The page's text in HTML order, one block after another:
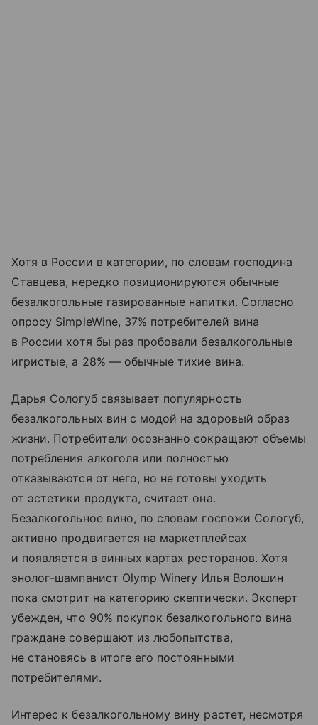
Хотя в России в категории, по словам господина
Ставцева, нередко позиционируются обычные
безалкогольные газированные напитки. Согласно
опросу SimpleWine, 37% потребителей вина
в России хотя бы раз пробовали безалкогольные
игристые, а 28% — обычные тихие вина.
Дарья Сологуб связывает популярность
безалкогольных вин с модой на здоровый образ
жизни. Потребители осознанно сокращают объемы
потребления алкоголя или полностью
отказываются от него, но не готовы уходить
от эстетики продукта, считает она.
Безалкогольное вино, по словам госпожи Сологуб,
активно продвигается на маркетплейсах
и появляется в винных картах ресторанов. Хотя
энолог-шампанист Olymp Winery Илья Волошин
пока смотрит на категорию скептически. Эксперт
убежден, что 90% покупок безалкогольного вина
граждане совершают из любопытства,
не становясь в итоге его постоянными
потребителями.
Интерес к безалкогольному вину растет, несмотря